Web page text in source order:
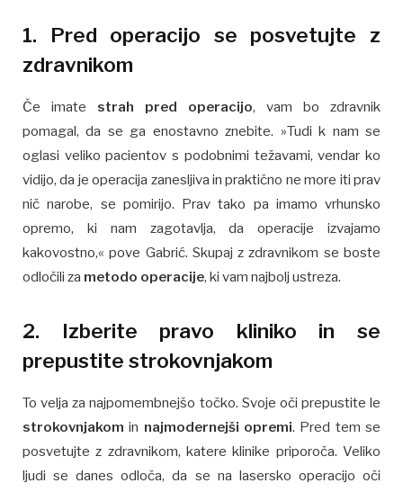
1. Pred operacijo se posvetujte z
zdravnikom
Če imate strah pred operacijo, vam bo zdravnik
pomagal, da se ga enostavno znebite. »Tudi k nam se
oglasi veliko pacientov s podobnimi težavami, vendar ko
vidijo, da je operacija zanesljiva in praktično ne more iti prav
nič narobe, se pomirijo. Prav tako pa imamo vrhunsko
opremo, ki nam zagotavlja, da operacije izvajamo
kakovostno,« pove Gabrić. Skupaj z zdravnikom se boste
odločili za metodo operacije, ki vam najbolj ustreza.
2. Izberite pravo kliniko in se
prepustite strokovnjakom
To velja za najpomembnejšo točko. Svoje oči prepustite le
strokovnjakom in najmodernejši opremi. Pred tem se
posvetujte z zdravnikom, katere klinike priporoča. Veliko
ljudi se danes odloča, da se na lasersko operacijo oči